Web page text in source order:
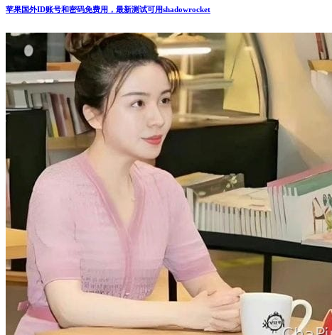
苹果国外ID账号和密码免费用，最新测试可用shadowrocket